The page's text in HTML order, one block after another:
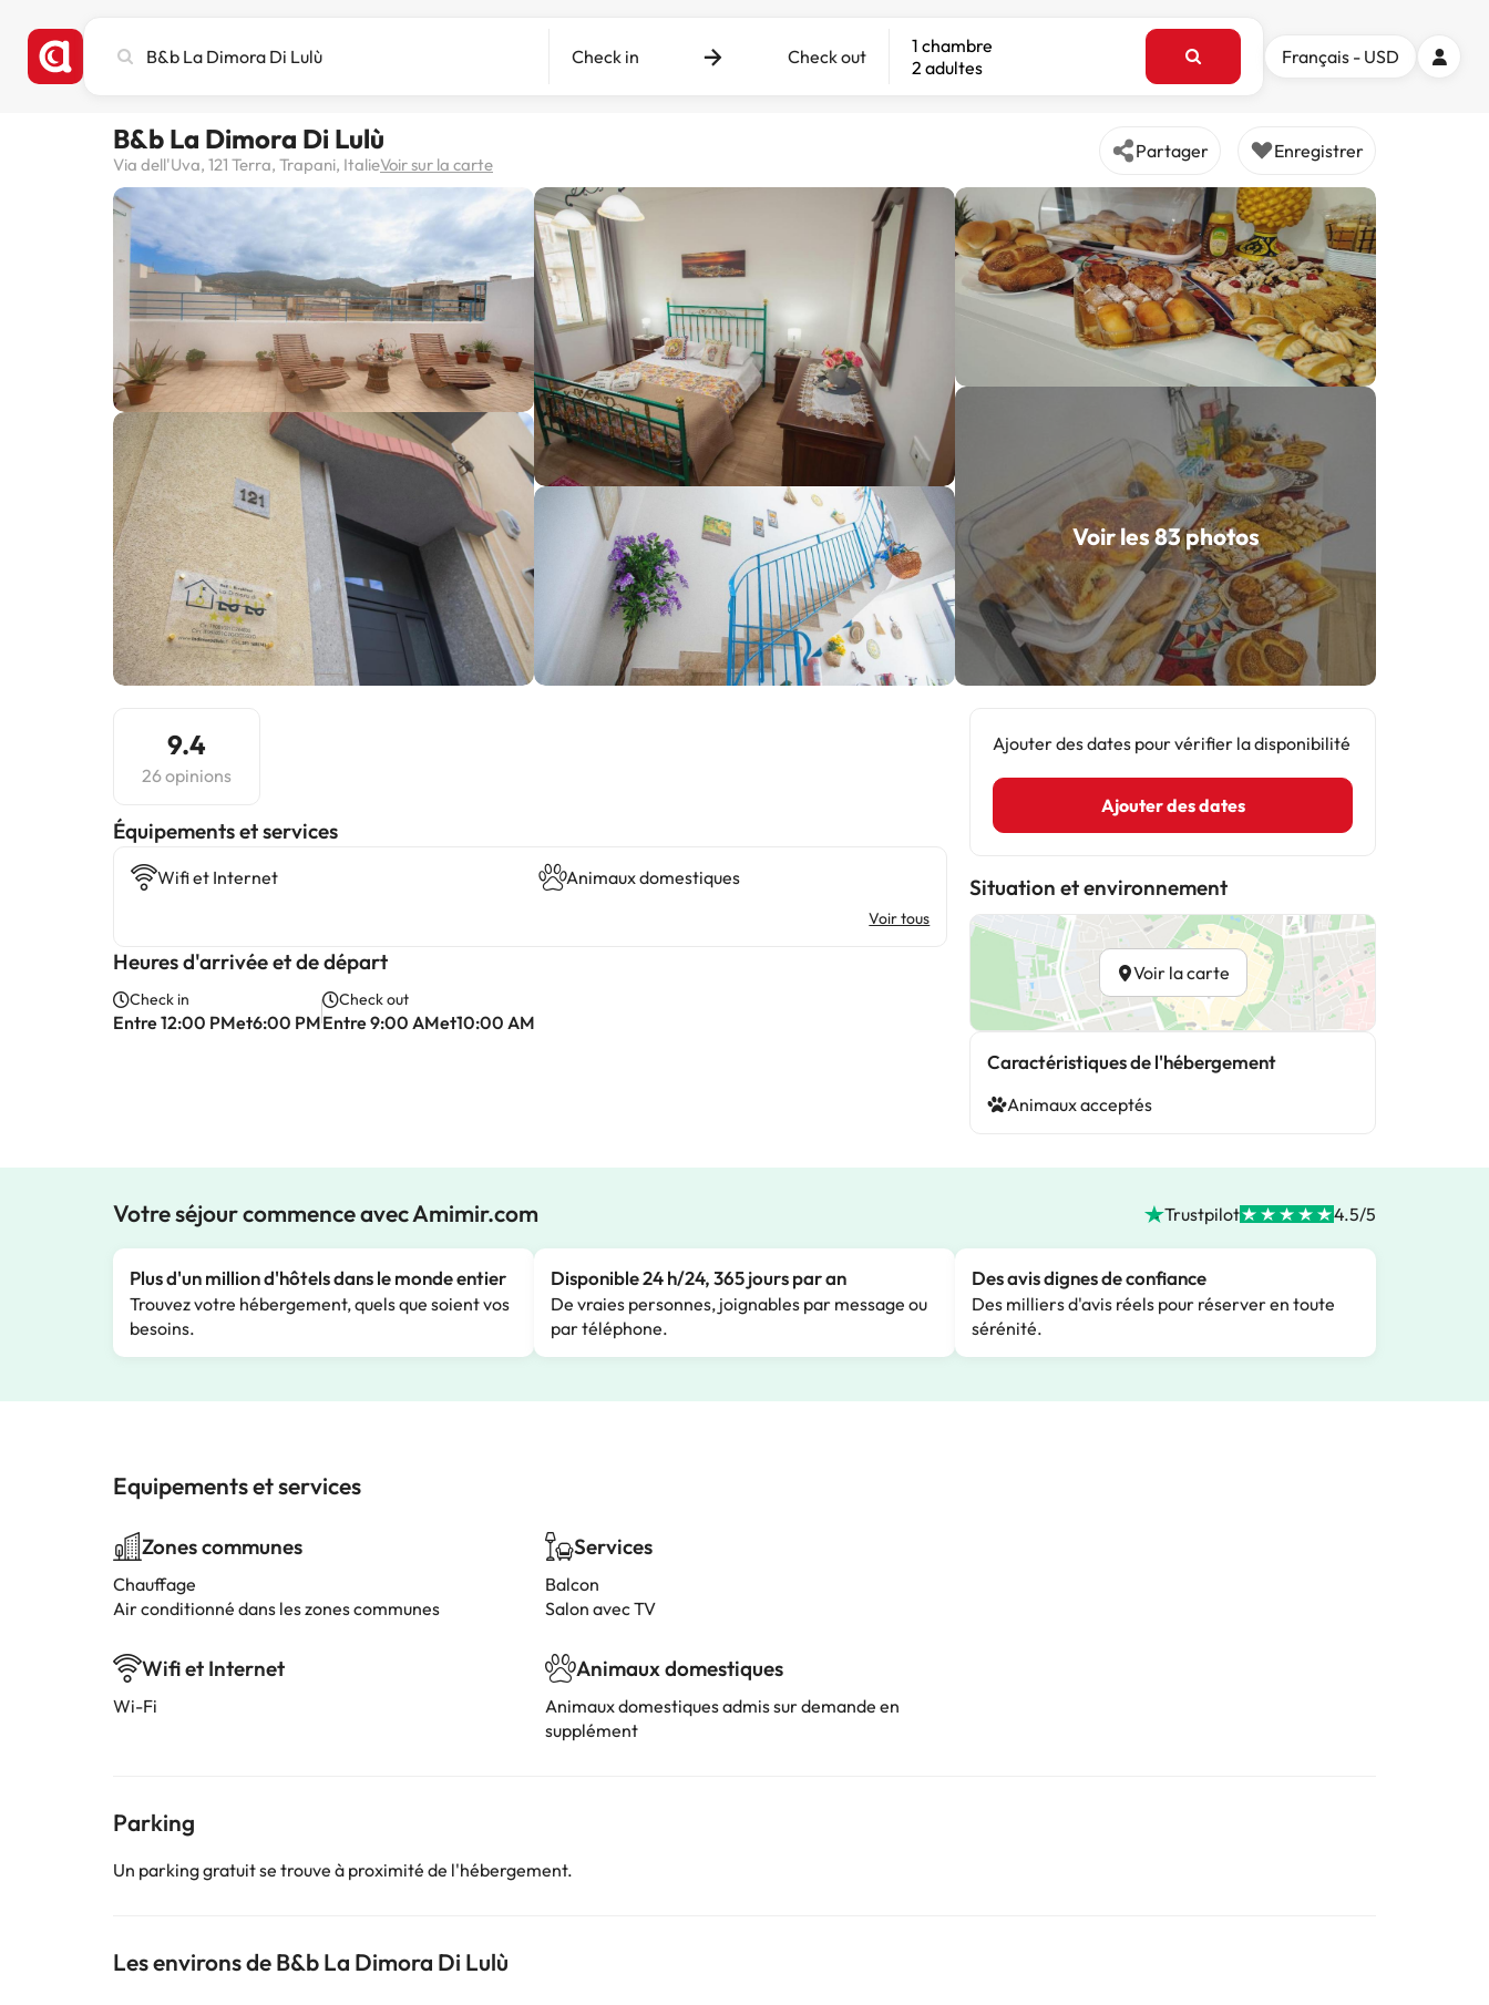
une
hôtel
ou
une
destination
Check in Check out
1 chambre
2 adultes
Français - USD
B&b La Dimora Di Lulù
Via dell'Uva, 121 Terra, Trapani, ItalieVoir sur la carte
Partager Enregistrer
Voir les 83 photos
9.4
26 opinions
​Équipements et services
Wifi et Internet Animaux domestiques
Voir tous
Heures d'arrivée et de départ
Check in
Entre 12:00 PMet6:00 PM
Check out
Entre 9:00 AMet10:00 AM
Ajouter des dates pour vérifier la disponibilité
Ajouter des dates
Situation et environnement
Voir la carte
Caractéristiques de l'hébergement
Animaux acceptés
Votre séjour commence avec Amimir.com Trustpilot 4.5/5
Plus d'un million d'hôtels dans le monde entier
Trouvez votre hébergement, quels que soient vos
besoins.
Disponible 24 h/24, 365 jours par an
De vraies personnes, joignables par message ou
par téléphone.
Des avis dignes de confiance
Des milliers d'avis réels pour réserver en toute
sérénité.
Equipements et services
Zones communes
Chauffage
Air conditionné dans les zones communes
Wifi et Internet
Wi-Fi
Services
Balcon
Salon avec TV
Animaux domestiques
Animaux domestiques admis sur demande en
supplément
Parking
Un parking gratuit se trouve à proximité de l'hébergement.
Les environs de B&b La Dimora Di Lulù